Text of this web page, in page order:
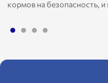
кормов на безопасность,